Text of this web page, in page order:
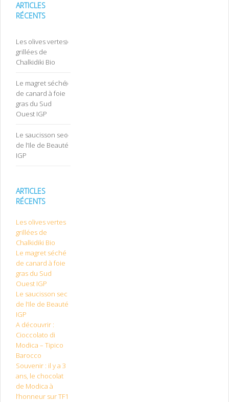
ARTICLES
RÉCENTS
Les olives vertes
grillées de
Chalkidiki Bio
Le magret séché
de canard à foie
gras du Sud
Ouest IGP
Le saucisson sec
de l’Ile de Beauté
IGP
ARTICLES
RÉCENTS
Les olives vertes
grillées de
Chalkidiki Bio
Le magret séché
de canard à foie
gras du Sud
Ouest IGP
Le saucisson sec
de l’Ile de Beauté
IGP
A découvrir :
Cioccolato di
Modica – Tipico
Barocco
Souvenir : il y a 3
ans, le chocolat
de Modica à
l’honneur sur TF1